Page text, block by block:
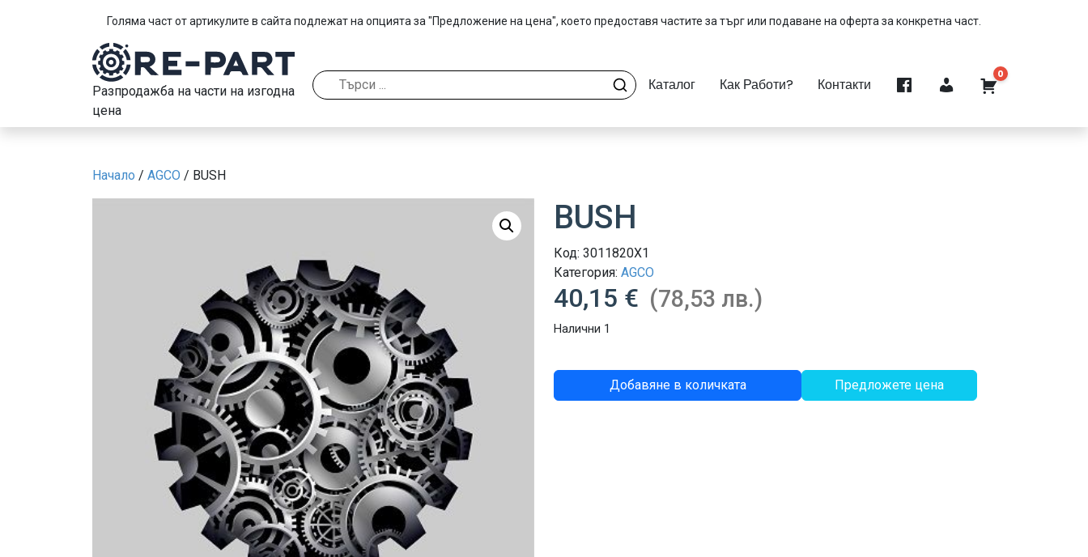
Голяма част от артикулите в сайта подлежат на опцията за "Предложение на цена", което предоставя частите за търг или подаване на оферта за конкретна част.
Разпродажба на части на изгодна
цена
Каталог Как Работи? Контакти
0
Начало / AGCO / BUSH
BUSH
Код: 3011820X1
Категория: AGCO
40,15 € (78,53 лв.)
Налични 1
количество
за
Добавяне в количката Предложете цена